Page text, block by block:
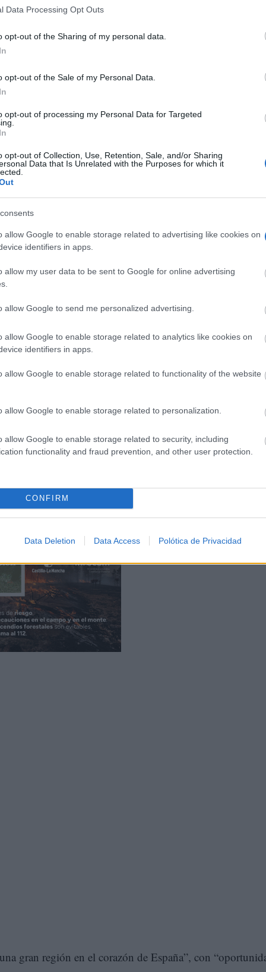
consent section.
Data Processing Opt Outs
opt-out of the Sharing of my personal data.
opt-out of the Sale of my Personal Data.
opt-out of processing my Personal Data for Targeted
opt-out of Collection, Use, Retention, Sale, and/or Sharing
Data that Is Unrelated with the Purposes for which it
allow Google to enable storage related to advertising like cookies on
identifiers in apps.
allow my user data to be sent to Google for online advertising
allow Google to send me personalized advertising.
allow Google to enable storage related to analytics like cookies on
identifiers in apps.
allow Google to enable storage related to functionality of the website
allow Google to enable storage related to personalization.
allow Google to enable storage related to security, including
functionality and fraud prevention, and other user protection.
CONFIRM
Data Deletion Data Access Polótica de Privacidad
autónomas gobernadas por el Partido Popular,
Elena Manzano (Extremadura), Rocío Albert
(Castilla y León) y Kissy Chandiramani (Ceuta), han
por el vicesecretario de Economía del PP, Juan
gran región en el corazón de España”, con